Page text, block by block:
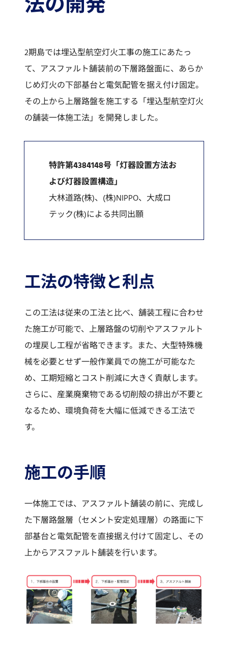
2期島では埋込型航空灯火工事の施工にあたっ
て、アスファルト舗装前の下層路盤面に、あらか
じめ灯火の下部基台と電気配管を据え付け固定。
その上から上層路盤を施工する「埋込型航空灯火
の舗装一体施工法」を開発しました。
特許第4384148号「灯器設置方法お
よび灯器設置構造」
大林道路(株)、(株)NIPPO、大成ロ
テック(株)による共同出願
工法の特徴と利点
この工法は従来の工法と比べ、舗装工程に合わせ
た施工が可能で、上層路盤の切削やアスファルト
の埋戻し工程が省略できます。また、大型特殊機
械を必要とせず一般作業員での施工が可能なた
め、工期短縮とコスト削減に大きく貢献します。
さらに、産業廃棄物である切削殻の排出が不要と
なるため、環境負荷を大幅に低減できる工法で
す。
施工の手順
一体施工では、アスファルト舗装の前に、完成し
た下層路盤層（セメント安定処理層）の路面に下
部基台と電気配管を直接据え付けて固定し、その
上からアスファルト舗装を行います。